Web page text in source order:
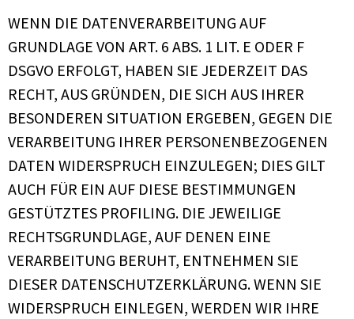
WENN DIE DATENVERARBEITUNG AUF
GRUNDLAGE VON ART. 6 ABS. 1 LIT. E ODER F
DSGVO ERFOLGT, HABEN SIE JEDERZEIT DAS
RECHT, AUS GRÜNDEN, DIE SICH AUS IHRER
BESONDEREN SITUATION ERGEBEN, GEGEN DIE
VERARBEITUNG IHRER PERSONENBEZOGENEN
DATEN WIDERSPRUCH EINZULEGEN; DIES GILT
AUCH FÜR EIN AUF DIESE BESTIMMUNGEN
GESTÜTZTES PROFILING. DIE JEWEILIGE
RECHTSGRUNDLAGE, AUF DENEN EINE
VERARBEITUNG BERUHT, ENTNEHMEN SIE
DIESER DATENSCHUTZERKLÄRUNG. WENN SIE
WIDERSPRUCH EINLEGEN, WERDEN WIR IHRE